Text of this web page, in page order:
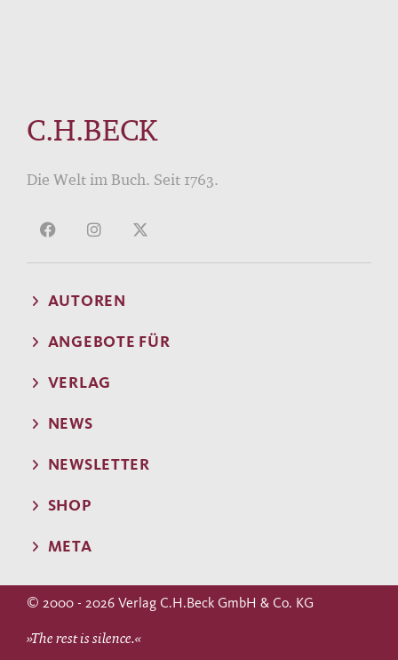
C.H.BECK
Die Welt im Buch. Seit 1763.
AUTOREN
ANGEBOTE FÜR
VERLAG
NEWS
NEWSLETTER
SHOP
META
© 2000 - 2026 Verlag C.H.Beck GmbH & Co. KG
»The rest is silence.«